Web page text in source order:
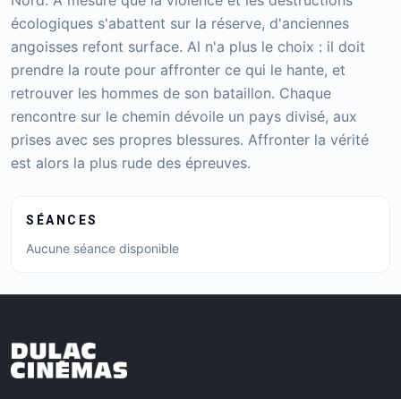
SÉANCES
Aucune séance disponible
écologiques s'abattent sur la réserve, d'anciennes
angoisses refont surface. Al n'a plus le choix : il doit
prendre la route pour affronter ce qui le hante, et
retrouver les hommes de son bataillon. Chaque
rencontre sur le chemin dévoile un pays divisé, aux
prises avec ses propres blessures. Affronter la vérité
est alors la plus rude des épreuves.